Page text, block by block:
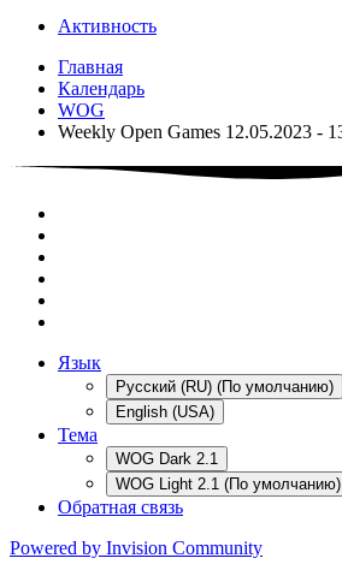
Активность
Главная
Календарь
WOG
Weekly Open Games 12.05.2023 -
Язык
Русский (RU) (По умолчанию)
English (USA)
Тема
WOG Dark 2.1
WOG Light 2.1 (По умолчанию)
Обратная связь
Powered by Invision Community